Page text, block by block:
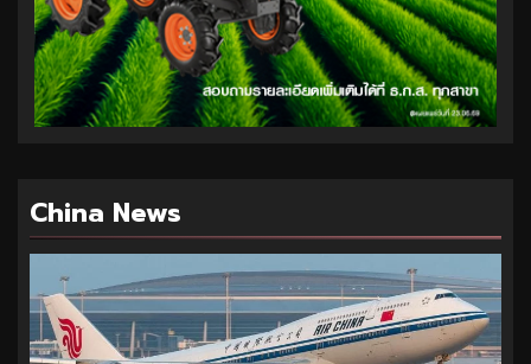
China News